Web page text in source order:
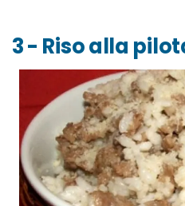
3 - Riso alla